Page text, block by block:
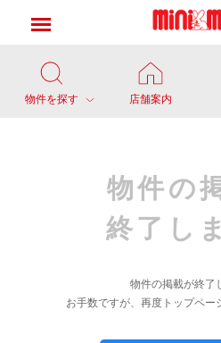
物件を探す 店舗案内
物件の
終了し
物件の掲載が終了
お手数ですが、再度トップペー